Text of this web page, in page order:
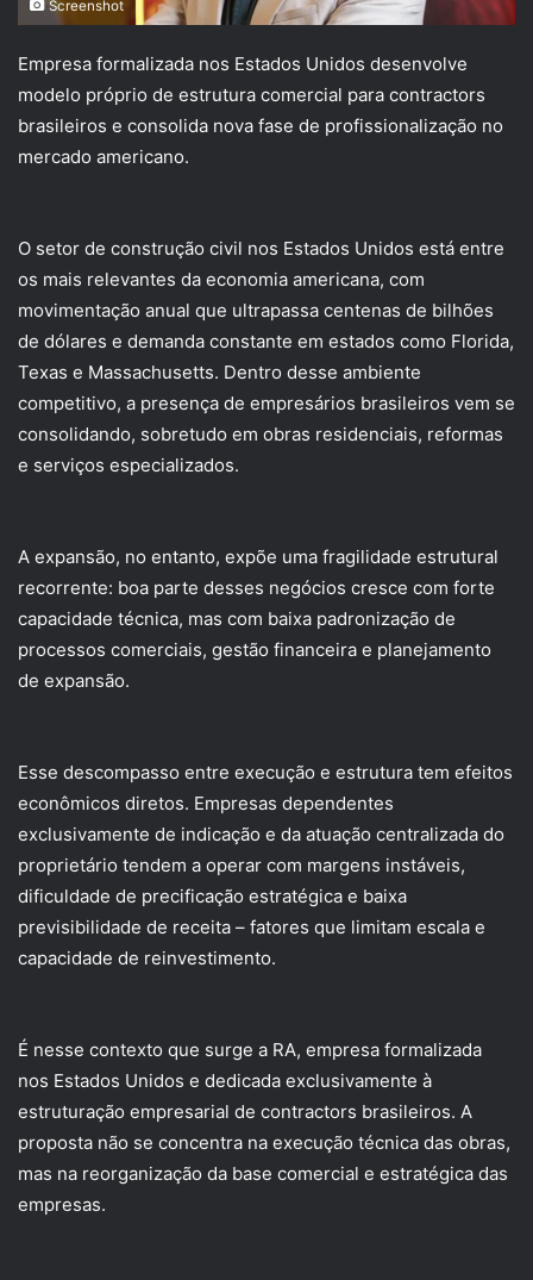
Screenshot
Empresa formalizada nos Estados Unidos desenvolve
modelo próprio de estrutura comercial para contractors
brasileiros e consolida nova fase de profissionalização no
mercado americano.
O setor de construção civil nos Estados Unidos está entre
os mais relevantes da economia americana, com
movimentação anual que ultrapassa centenas de bilhões
de dólares e demanda constante em estados como Florida,
Texas e Massachusetts. Dentro desse ambiente
competitivo, a presença de empresários brasileiros vem se
consolidando, sobretudo em obras residenciais, reformas
e serviços especializados.
A expansão, no entanto, expõe uma fragilidade estrutural
recorrente: boa parte desses negócios cresce com forte
capacidade técnica, mas com baixa padronização de
processos comerciais, gestão financeira e planejamento
de expansão.
Esse descompasso entre execução e estrutura tem efeitos
econômicos diretos. Empresas dependentes
exclusivamente de indicação e da atuação centralizada do
proprietário tendem a operar com margens instáveis,
dificuldade de precificação estratégica e baixa
previsibilidade de receita – fatores que limitam escala e
capacidade de reinvestimento.
É nesse contexto que surge a RA, empresa formalizada
nos Estados Unidos e dedicada exclusivamente à
estruturação empresarial de contractors brasileiros. A
proposta não se concentra na execução técnica das obras,
mas na reorganização da base comercial e estratégica das
empresas.